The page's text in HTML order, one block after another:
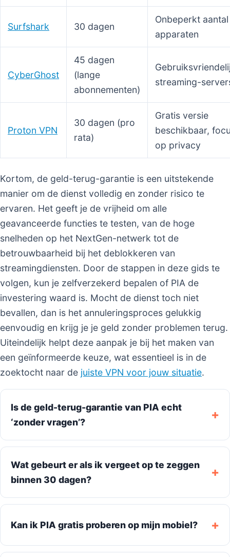
Surfshark 30 dagen
Onbeperkt aantal
apparaten
CyberGhost
45 dagen
(lange
abonnementen)
streaming-
Proton VPN
30 dagen (pro
rata)
Gratis versie
beschikbaar,
op privacy
Kortom, de geld-terug-garantie is een uitstekende
manier om de dienst volledig en zonder risico te
ervaren. Het geeft je de vrijheid om alle
geavanceerde functies te testen, van de hoge
snelheden op het NextGen-netwerk tot de
betrouwbaarheid bij het deblokkeren van
streamingdiensten. Door de stappen in deze gids te
volgen, kun je zelfverzekerd bepalen of PIA de
investering waard is. Mocht de dienst toch niet
bevallen, dan is het annuleringsproces gelukkig
eenvoudig en krijg je je geld zonder problemen terug.
Uiteindelijk helpt deze aanpak je bij het maken van
een geïnformeerde keuze, wat essentieel is in de
zoektocht naar de juiste VPN voor jouw situatie.
Is de geld-terug-garantie van PIA echt
‘zonder vragen’?
Wat gebeurt er als ik vergeet op te zeggen
binnen 30 dagen?
Kan ik PIA gratis proberen op mijn mobiel?